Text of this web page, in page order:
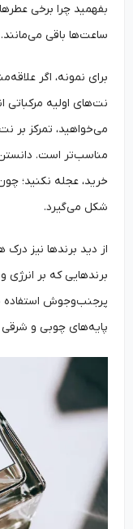
بفهمید چرا برخی عطرها
ساعت‌ها باقی می‌مانند.
برای نمونه، اگر
نت‌های اولیه مرکباتی
می‌خواهید، تمرکز بر
مناسب‌تر است. دانستن
خرید، عجله نکنید؛ چون
شکل می‌گیرد.
از دید برندها نیز درک
برندهایی که بر انرژی و
پرجنب‌وجوش استفاده
پایه‌های چوبی و شرقی